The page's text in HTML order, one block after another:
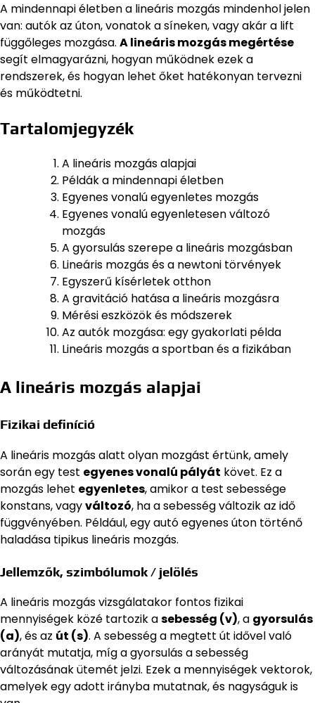
A mindennapi életben a lineáris mozgás mindenhol jelen
van: autók az úton, vonatok a síneken, vagy akár a lift
függőleges mozgása. A lineáris mozgás megértése
segít elmagyarázni, hogyan működnek ezek a
rendszerek, és hogyan lehet őket hatékonyan tervezni
és működtetni.
Tartalomjegyzék
A lineáris mozgás alapjai
Példák a mindennapi életben
Egyenes vonalú egyenletes mozgás
Egyenes vonalú egyenletesen változó
mozgás
A gyorsulás szerepe a lineáris mozgásban
Lineáris mozgás és a newtoni törvények
Egyszerű kísérletek otthon
A gravitáció hatása a lineáris mozgásra
Mérési eszközök és módszerek
Az autók mozgása: egy gyakorlati példa
Lineáris mozgás a sportban és a fizikában
A lineáris mozgás alapjai
Fizikai definíció
A lineáris mozgás alatt olyan mozgást értünk, amely
során egy test egyenes vonalú pályát követ. Ez a
mozgás lehet egyenletes, amikor a test sebessége
konstans, vagyváltozó, ha a sebesség változik az idő
függvényében. Például, egy autó egyenes úton történő
haladása tipikus lineáris mozgás.
Jellemzők, szimbólumok / jelölés
A lineáris mozgás vizsgálatakor fontos fizikai
mennyiségek közé tartozik asebesség (v), a gyorsulás
(a), és az út (s). A sebesség a megtett út idővel való
arányát mutatja, míg a gyorsulás a sebesség
változásának ütemét jelzi. Ezek a mennyiségek vektorok,
amelyek egy adott irányba mutatnak, és nagyságuk is